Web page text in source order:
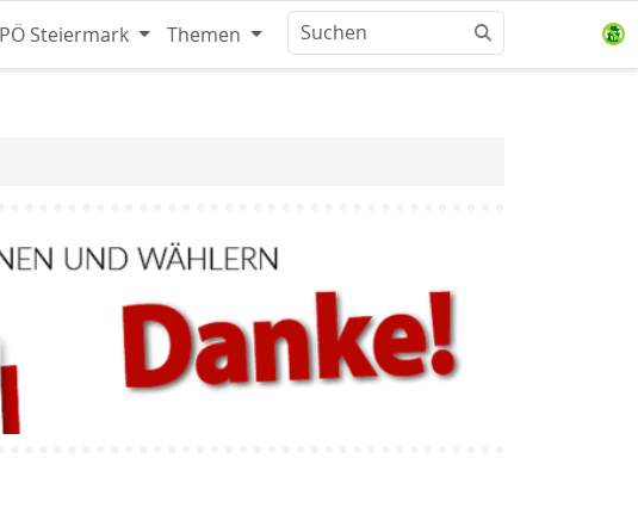
Steiermark Themen